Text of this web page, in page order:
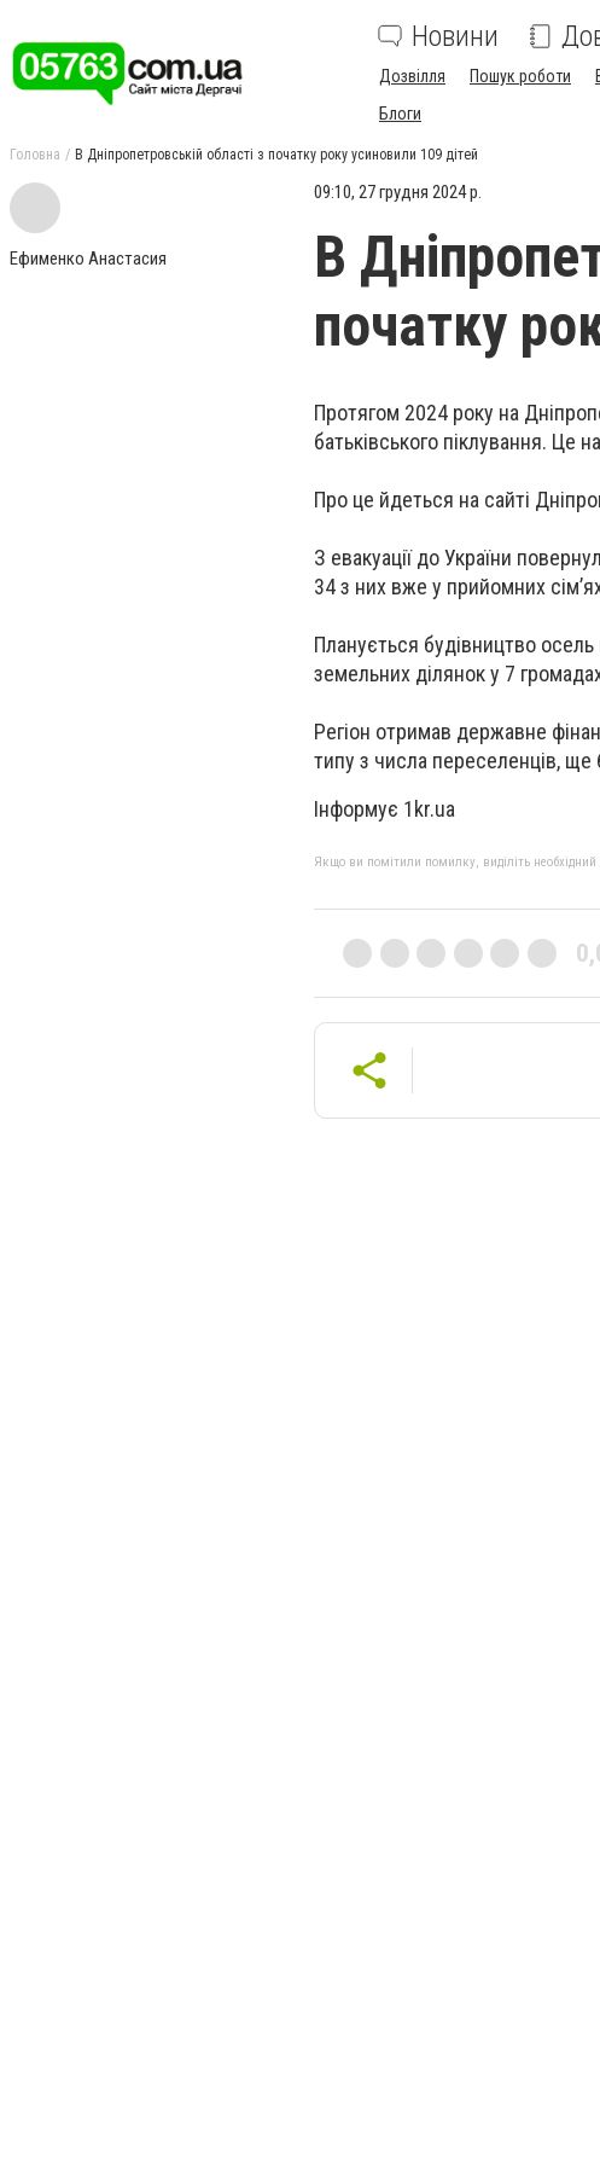
Новини
Дозвілля Пошук роботи
Блоги
Головна В Дніпропетровській області з початку року усиновили 109 дітей
Ефименко Анастасия
09:10, 27 грудня 2024 р.
В
початку
Протягом 2024 року на
батьківського піклування. Це
Про це йдеться на сайті
З евакуації до України
34 з них вже у прийомних
Планується будівництво
земельних ділянок у 7
Регіон отримав державне
типу з числа переселенців,
Інформує 1kr.ua
Якщо ви помітили помилку, виділіть